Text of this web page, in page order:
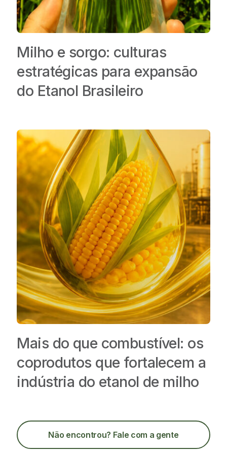
Milho e sorgo: culturas
estratégicas para expansão
do Etanol Brasileiro
Mais do que combustível: os
coprodutos que fortalecem a
indústria do etanol de milho
Não encontrou? Fale com a gente